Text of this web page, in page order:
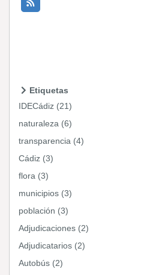
Etiquetas
IDECádiz (21)
naturaleza (6)
transparencia (4)
Cádiz (3)
flora (3)
municipios (3)
población (3)
Adjudicaciones (2)
Adjudicatarios (2)
Autobús (2)